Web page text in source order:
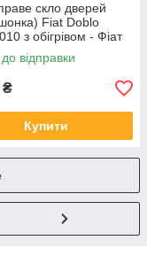
скло дверей
Fiat Doblo
з обігрівом - Фіат
відправки
₴
Купити